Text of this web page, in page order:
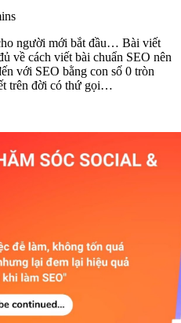
người mới bắt đầu… Bài viết
về cách viết bài chuẩn SEO nên
với SEO bằng con số 0 tròn
trên đời có thứ gọi…